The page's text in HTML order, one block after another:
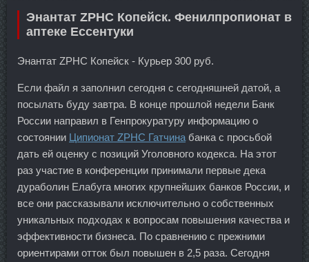
Энантат ZPHC Копейск. Фенилпропионат в
аптеке Ессентуки
Энантат ZPHC Копейск - Курьер 300 руб.
Если файл я заполнил сегодня с сегодняшней датой, а
посылать буду завтра. В конце прошлой недели Банк
России направил в Генпрокуратуру информацию о
состоянии Ципионат ZPHC Гатчина банка с просьбой
дать ей оценку с позиций Уголовного кодекса. На этот
раз участие в конференции принимали первые дека
дураболин Елабуга многих крупнейших банков России, и
все они рассказывали исключительно о собственных
уникальных подходах к вопросам повышения качества и
эффективности бизнеса. По сравнению с прежними
ориентирами отток был повышен в 2,5 раза. Сегодня